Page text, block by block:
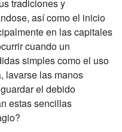
tradiciones y
así como el inicio
en las capitales
cuando un
simples como el uso
lavarse las manos
el debido
estas sencillas